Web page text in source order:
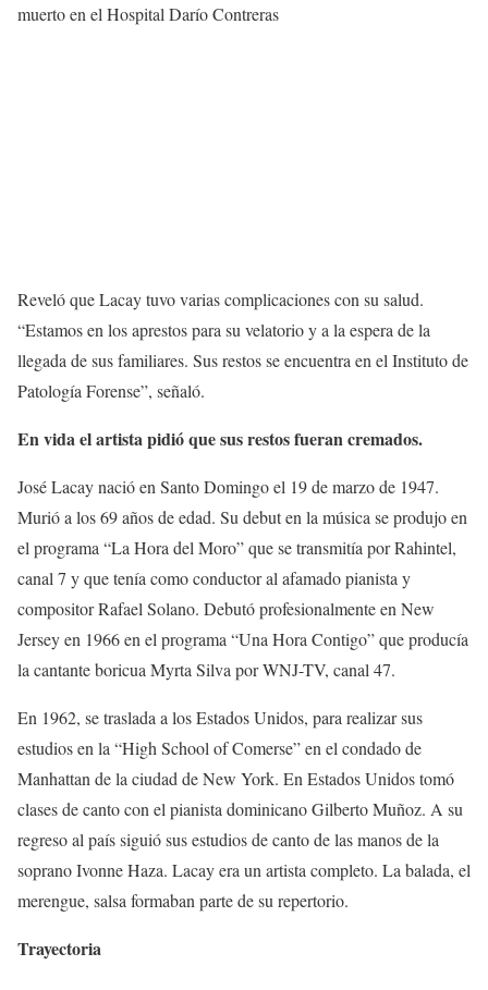
muerto en el Hospital Darío Contreras
Reveló que Lacay tuvo varias complicaciones con su salud.
“Estamos en los aprestos para su velatorio y a la espera de la
llegada de sus familiares. Sus restos se encuentra en el Instituto de
Patología Forense”, señaló.
En vida el artista pidió que sus restos fueran cremados.
José Lacay nació en Santo Domingo el 19 de marzo de 1947.
Murió a los 69 años de edad. Su debut en la música se produjo en
el programa “La Hora del Moro” que se transmitía por Rahintel,
canal 7 y que tenía como conductor al afamado pianista y
compositor Rafael Solano. Debutó profesionalmente en New
Jersey en 1966 en el programa “Una Hora Contigo” que producía
la cantante boricua Myrta Silva por WNJ-TV, canal 47.
En 1962, se traslada a los Estados Unidos, para realizar sus
estudios en la “High School of Comerse” en el condado de
Manhattan de la ciudad de New York. En Estados Unidos tomó
clases de canto con el pianista dominicano Gilberto Muñoz. A su
regreso al país siguió sus estudios de canto de las manos de la
soprano Ivonne Haza. Lacay era un artista completo. La balada, el
merengue, salsa formaban parte de su repertorio.
Trayectoria